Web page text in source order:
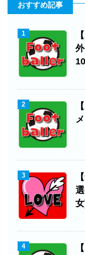
おすすめ記事
1
10
2
3
4